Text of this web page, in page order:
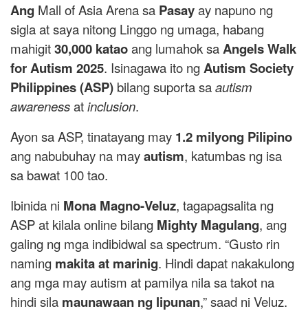
Ang Mall of Asia Arena sa Pasayay napuno ng
sigla at saya nitong Linggo ng umaga, habang
mahigit30,000 kataoang lumahok saAngels Walk
for Autism 2025. Isinagawa ito ngAutism Society
Philippines (ASP) bilang suporta saautism
awarenessatinclusion.
Ayon sa ASP, tinatayang may 1.2 milyong Pilipino
ang nabubuhay na mayautism, katumbas ng isa
sa bawat 100 tao.
Ibinida ni Mona Magno-Veluz, tagapagsalita ng
ASP at kilala online bilang Mighty Magulang, ang
galing ng mga indibidwal sa spectrum. “Gusto rin
naming makita at marinig. Hindi dapat nakakulong
ang mga may autism at pamilya nila sa takot na
hindi sila maunawaan ng lipunan,” saad ni Veluz.